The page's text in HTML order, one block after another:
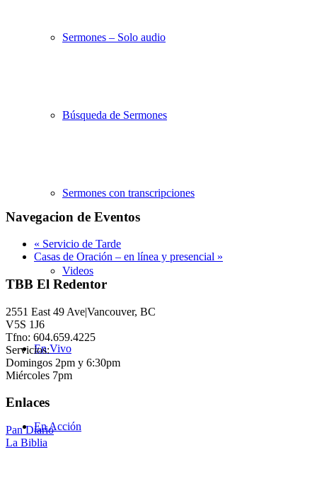
Sermones – Solo audio
Búsqueda de Sermones
Sermones con transcripciones
Videos
En Vivo
En Acción
Navegacion de Eventos
« Servicio de Tarde
Casas de Oración – en línea y presencial »
TBB El Redentor
2551 East 49 Ave|Vancouver, BC
V5S 1J6
Tfno: 604.659.4225
Servicios:
Domingos 2pm y 6:30pm
Miércoles 7pm
Enlaces
Pan Diario
La Biblia